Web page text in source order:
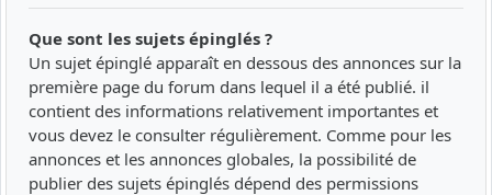
Que sont les sujets épinglés ?
Un sujet épinglé apparaît en dessous des annonces sur la
première page du forum dans lequel il a été publié. il
contient des informations relativement importantes et
vous devez le consulter régulièrement. Comme pour les
annonces et les annonces globales, la possibilité de
publier des sujets épinglés dépend des permissions